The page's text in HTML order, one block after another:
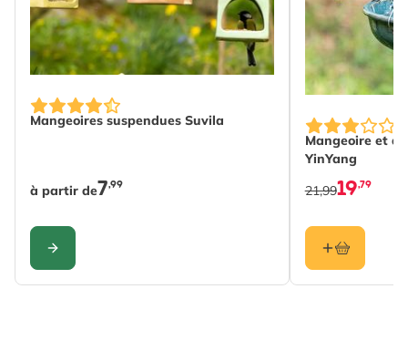
Mangeoires suspendues Suvila
The price depends on the options chosen on the
à partir de7,99
CONFIGURER
Mangeoire et
YinYang
19,79
21,99